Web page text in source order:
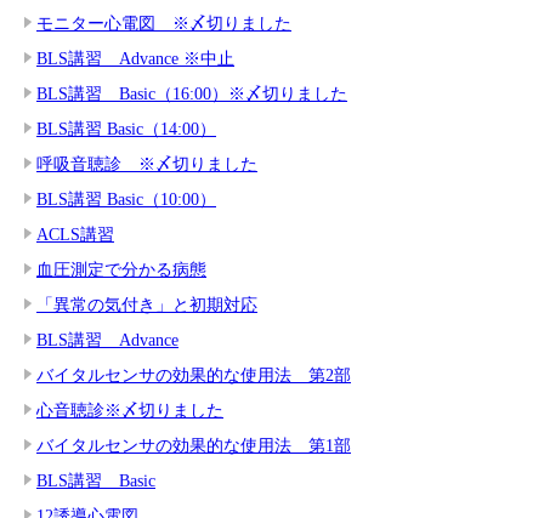
モニター心電図 ※〆切りました
BLS講習 Advance ※中止
BLS講習 Basic（16:00）※〆切りました
BLS講習 Basic（14:00）
呼吸音聴診 ※〆切りました
BLS講習 Basic（10:00）
ACLS講習
血圧測定で分かる病態
「異常の気付き」と初期対応
BLS講習 Advance
バイタルセンサの効果的な使用法 第2部
心音聴診※〆切りました
バイタルセンサの効果的な使用法 第1部
BLS講習 Basic